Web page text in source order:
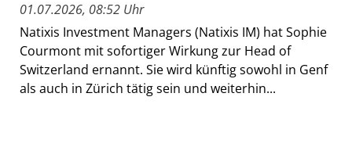
01.07.2026, 08:52 Uhr
Natixis Investment Managers (Natixis IM) hat Sophie
Courmont mit sofortiger Wirkung zur Head of
Switzerland ernannt. Sie wird künftig sowohl in Genf
als auch in Zürich tätig sein und weiterhin...